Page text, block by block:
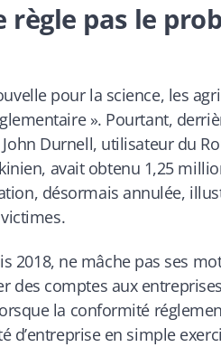
pas le
pour la science, les
». Pourtant,
Durnell, utilisateur du
avait obtenu 1,25
désormais annulée,
2018, ne mâche pas ses
des comptes aux
la conformité
en simple